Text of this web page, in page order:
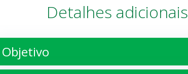
Detalhes adicionais
Objetivo